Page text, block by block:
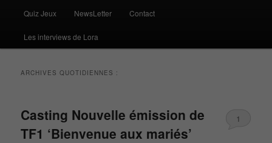
Quiz Jeux NewsLetter Contact
Les interviews de Lora
ARCHIVES QUOTIDIENNES :
Casting Nouvelle émission de
TF1 ‘Bienvenue aux mariés’
1